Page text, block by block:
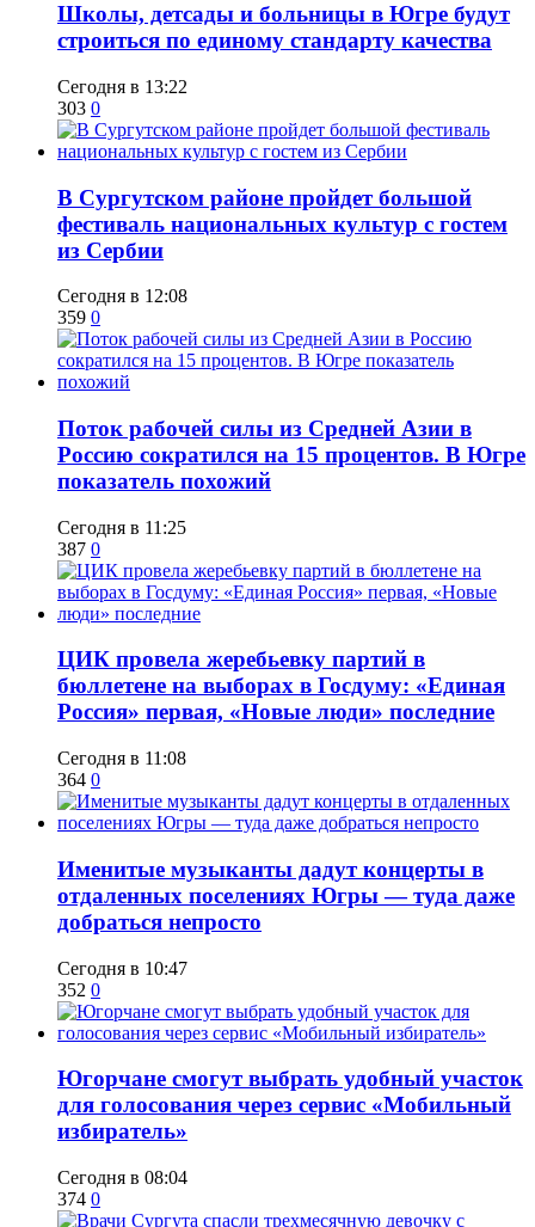
Школы, детсады и больницы в Югре будут
строиться по единому стандарту качества
Сегодня в 13:22
303 0
В Сургутском районе пройдет большой
фестиваль национальных культур с гостем
из Сербии
Сегодня в 12:08
359 0
Поток рабочей силы из Средней Азии в
Россию сократился на 15 процентов. В Югре
показатель похожий
Сегодня в 11:25
387 0
ЦИК провела жеребьевку партий в
бюллетене на выборах в Госдуму: «Единая
Россия» первая, «Новые люди» последние
Сегодня в 11:08
364 0
Именитые музыканты дадут концерты в
отдаленных поселениях Югры — туда даже
добраться непросто
Сегодня в 10:47
352 0
Югорчане смогут выбрать удобный участок
для голосования через сервис «Мобильный
избиратель»
Сегодня в 08:04
374 0